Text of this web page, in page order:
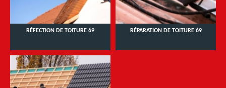
RÉFECTION DE TOITURE 69 RÉPARATION DE TOITURE 69